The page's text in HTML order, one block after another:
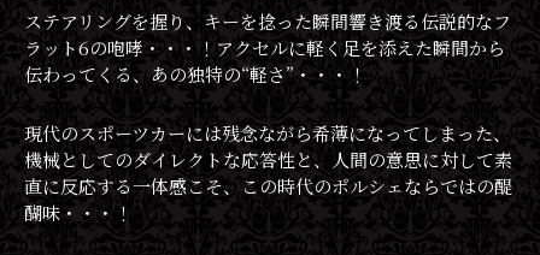
ステアリングを握り、キーを捻った瞬間響き渡る伝説的なフ
ラット6の咆哮・・・！アクセルに軽く足を添えた瞬間から
伝わってくる、あの独特の“軽さ”・・・！
現代のスポーツカーには残念ながら希薄になってしまった、
機械としてのダイレクトな応答性と、人間の意思に対して素
直に反応する一体感こそ、この時代のポルシェならではの醍
醐味・・・！